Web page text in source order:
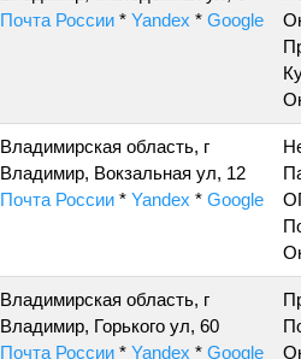
Почта России * Yandex * Google
Владимирская область, г
Владимир, Вокзальная ул, 12
Почта России * Yandex * Google
Владимирская область, г
Владимир, Горького ул, 60
Почта России * Yandex * Google